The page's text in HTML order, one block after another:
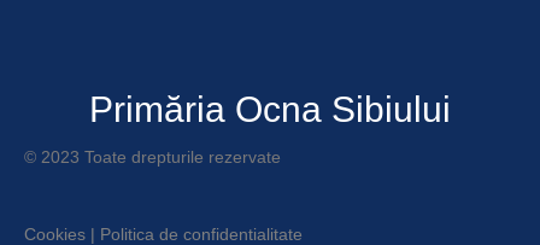
Primăria Ocna Sibiului
© 2023 Toate drepturile rezervate
Cookies | Politica de confidentialitate